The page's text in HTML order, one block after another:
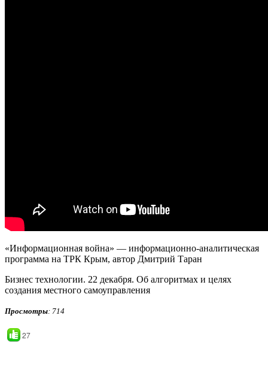
«Информационная война» — информационно-аналитическая
программа на ТРК Крым, автор Дмитрий Таран
Бизнес технологии. 22 декабря. Об алгоритмах и целях
создания местного самоуправления
Просмотры: 714
27